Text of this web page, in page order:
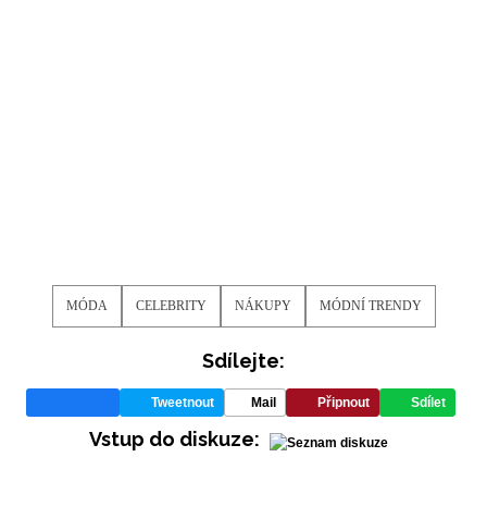
MÓDA CELEBRITY NÁKUPY MÓDNÍ TRENDY
Sdílejte:
Tweetnout Mail Připnout Sdílet
Vstup do diskuze: